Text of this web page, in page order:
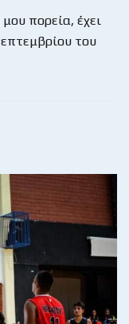
πορεία, έχει
του